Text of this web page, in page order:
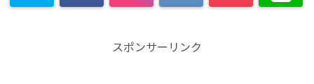
スポンサーリンク